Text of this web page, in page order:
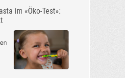
im «Öko-Test»: